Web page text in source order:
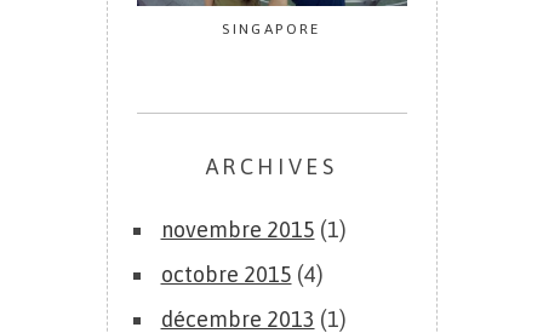
SINGAPORE
ARCHIVES
novembre 2015 (1)
octobre 2015 (4)
décembre 2013 (1)